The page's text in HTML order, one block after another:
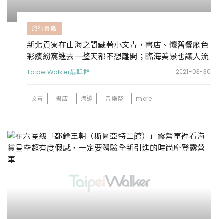
旅行景點
新北貢寮在山海之間藏著小文青，書店、懷舊餐廳色
彩繽紛窩進去一整天都不想離開；臨海美景也讓人流
連忘返
TaipeiWalker編輯群 2021-03-30
文青 書店 海邊 音樂祭 more